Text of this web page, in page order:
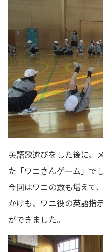
英語歌遊びをした後に、
た「ワニさんゲーム」で
今回はワニの数も増えて
かけも、ワニ役の英語指
ができました。